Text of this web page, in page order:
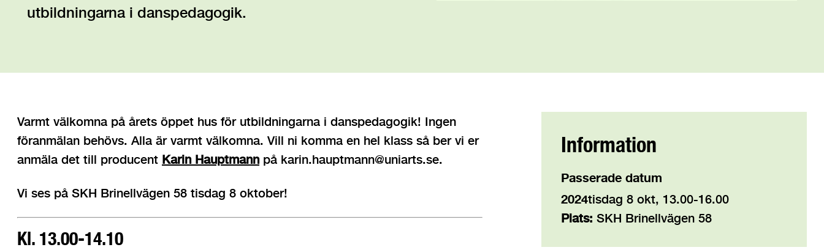
utbildningarna i danspedagogik.
Varmt välkomna på årets öppet hus för utbildningarna i danspedagogik! Ingen
föranmälan behövs. Alla är varmt välkomna. Vill ni komma en hel klass så ber vi er
anmäla det till producent Karin Hauptmannpå karin.hauptmann@uniarts.se.
Vi ses på SKH Brinellvägen 58 tisdag 8 oktober!
Kl. 13.00-14.10
Information
Passerade datum
2024tisdag 8 okt, 13.00-16.00
Plats: SKH Brinellvägen 58